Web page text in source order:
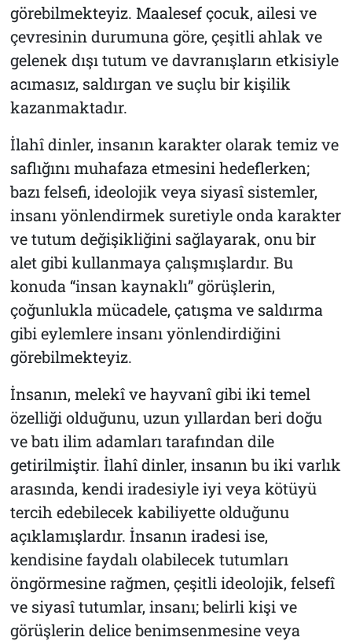
görebilmekteyiz. Maalesef çocuk, ailesi ve
çevresinin durumuna göre, çeşitli ahlak ve
gelenek dışı tutum ve davranışların etkisiyle
acımasız, saldırgan ve suçlu bir kişilik
kazanmaktadır.
İlahî dinler, insanın karakter olarak temiz ve
saflığını muhafaza etmesini hedeflerken;
bazı felsefi, ideolojik veya siyasî sistemler,
insanı yönlendirmek suretiyle onda karakter
ve tutum değişikliğini sağlayarak, onu bir
alet gibi kullanmaya çalışmışlardır. Bu
konuda “insan kaynaklı” görüşlerin,
çoğunlukla mücadele, çatışma ve saldırma
gibi eylemlere insanı yönlendirdiğini
görebilmekteyiz.
İnsanın, melekî ve hayvanî gibi iki temel
özelliği olduğunu, uzun yıllardan beri doğu
ve batı ilim adamları tarafından dile
getirilmiştir. İlahî dinler, insanın bu iki varlık
arasında, kendi iradesiyle iyi veya kötüyü
tercih edebilecek kabiliyette olduğunu
açıklamışlardır. İnsanın iradesi ise,
kendisine faydalı olabilecek tutumları
öngörmesine rağmen, çeşitli ideolojik, felsefî
ve siyasî tutumlar, insanı; belirli kişi ve
görüşlerin delice benimsenmesine veya